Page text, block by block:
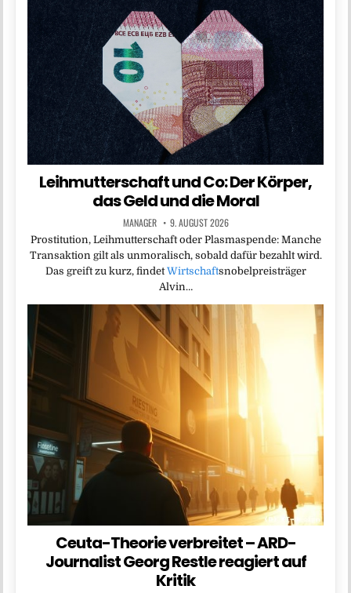
Leihmutterschaft und Co: Der Körper,
das Geld und die Moral
MANAGER 9. AUGUST 2026
Prostitution, Leihmutterschaft oder Plasmaspende: Manche
Transaktion gilt als unmoralisch, sobald dafür bezahlt wird.
Das greift zu kurz, findetWirtschaftsnobelpreisträger
Alvin…
Ceuta-Theorie verbreitet – ARD-
Journalist Georg Restle reagiert auf
Kritik